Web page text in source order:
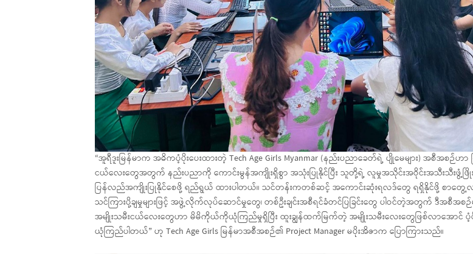
“အူရီဒူးမြန်မာက အဓိကပံ့ပိုးပေးထားတဲ့ Tech Age Girls Myanmar (နည်းပညာခေတ်ရဲ့ ပျိုမေများ) အစီအစဉ်ဟာ
ငယ်လေးတွေအတွက် နည်းပညာကို ကောင်းမွန်အကျိုးရှိစွာ အသုံးပြုနိုင်ပြီး သူတို့ရဲ့ လူမှုအသိုင်းအဝိုင်းအသီးသီးဖွံ့ဖ
ပြန်လည်အကျိုးပြုနိုင်စေဖို့ ရည်ရွယ် ထားပါတယ်။ သင်တန်းကတစ်ဆင့် အကောင်းဆုံးရလဒ်တွေ ရရှိနိုင်ဖို့ စာ
သင်ကြားပို့ချမှုများဖြင့် အဖွဲ့လိုက်လုပ်ဆောင်မှုတွေ၊ တစ်ဦးချင်းအစီရင်ခံတင်ပြခြင်းတွေ ပါဝင်တဲ့အတွက် ဒီအစီအစဉ်
အမျိုးသမီးငယ်လေးတွေဟာ မိမိကိုယ်ကိုယုံကြည်မှုရှိပြီး ထူးချွန်ထက်မြက်တဲ့ အမျိုးသမီးလေးတွေဖြစ်လာအောင် ပံ့
ယုံကြည်ပါတယ်” ဟု Tech Age Girls မြန်မာအစီအစဉ်၏ Project Manager မပိုးအိဇာက ပြောကြားသည်။